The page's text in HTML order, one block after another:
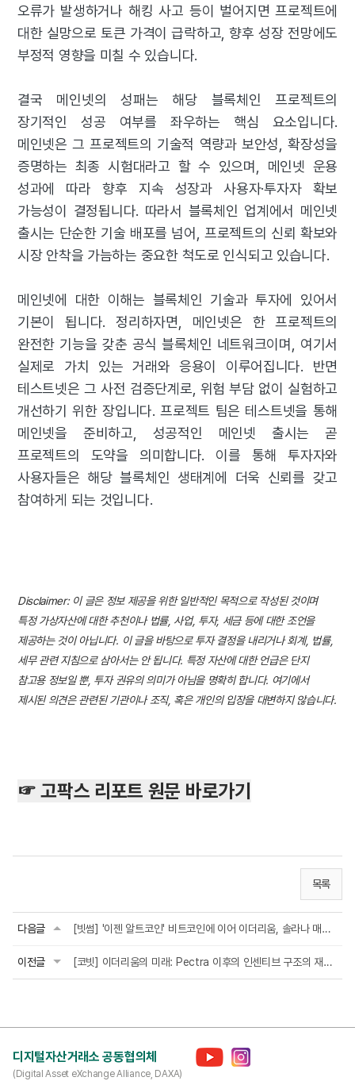
오류가 발생하거나 해킹 사고 등이 벌어지면 프로젝트에
대한 실망으로 토큰 가격이 급락하고, 향후 성장 전망에도
부정적 영향을 미칠 수 있습니다.
결국 메인넷의 성패는 해당 블록체인 프로젝트의
장기적인 성공 여부를 좌우하는 핵심 요소입니다.
메인넷은 그 프로젝트의 기술적 역량과 보안성, 확장성을
증명하는 최종 시험대라고 할 수 있으며, 메인넷 운용
성과에 따라 향후 지속 성장과 사용자·투자자 확보
가능성이 결정됩니다. 따라서 블록체인 업계에서 메인넷
출시는 단순한 기술 배포를 넘어, 프로젝트의 신뢰 확보와
시장 안착을 가늠하는 중요한 척도로 인식되고 있습니다.
메인넷에 대한 이해는 블록체인 기술과 투자에 있어서
기본이 됩니다. 정리하자면, 메인넷은 한 프로젝트의
완전한 기능을 갖춘 공식 블록체인 네트워크이며, 여기서
실제로 가치 있는 거래와 응용이 이루어집니다. 반면
테스트넷은 그 사전 검증단계로, 위험 부담 없이 실험하고
개선하기 위한 장입니다. 프로젝트 팀은 테스트넷을 통해
메인넷을 준비하고, 성공적인 메인넷 출시는 곧
프로젝트의 도약을 의미합니다. 이를 통해 투자자와
사용자들은 해당 블록체인 생태계에 더욱 신뢰를 갖고
참여하게 되는 것입니다.
Disclaimer: 이 글은 정보 제공을 위한 일반적인 목적으로 작성된 것이며
특정 가상자산에 대한 추천이나 법률, 사업, 투자, 세금 등에 대한 조언을
제공하는 것이 아닙니다. 이 글을 바탕으로 투자 결정을 내리거나 회계, 법률,
세무 관련 지침으로 삼아서는 안 됩니다. 특정 자산에 대한 언급은 단지
참고용 정보일 뿐, 투자 권유의 의미가 아님을 명확히 합니다. 여기에서
제시된 의견은 관련된 기관이나 조직, 혹은 개인의 입장을 대변하지 않습니다.
☞ 고팍스 리포트 원문 바로가기
목록
다음글 [빗썸] '이젠 알트코인' 비트코인에 이어 이더리움, 솔라나 매입하는 기업들
이전글 [코빗] 이더리움의 미래: Pectra 이후의 인센티브 구조의 재정비
디지털자산거래소 공동협의체
(Digital Asset eXchange Alliance, DAXA)